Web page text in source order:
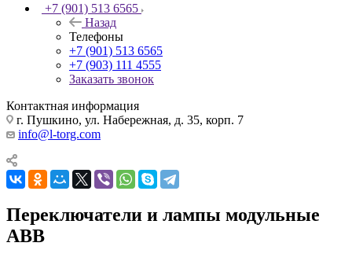
+7 (901) 513 6565
Назад
Телефоны
+7 (901) 513 6565
+7 (903) 111 4555
Заказать звонок
Контактная информация
г. Пушкино, ул. Набережная, д. 35, корп. 7
info@l-torg.com
Переключатели и лампы модульные
ABB